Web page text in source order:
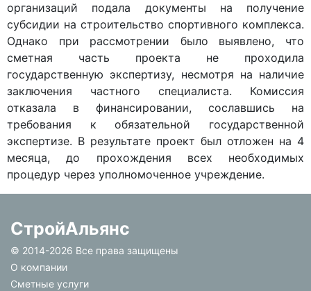
организаций подала документы на получение
субсидии на строительство спортивного комплекса.
Однако при рассмотрении было выявлено, что
сметная часть проекта не проходила
государственную экспертизу, несмотря на наличие
заключения частного специалиста. Комиссия
отказала в финансировании, сославшись на
требования к обязательной государственной
экспертизе. В результате проект был отложен на 4
месяца, до прохождения всех необходимых
процедур через уполномоченное учреждение.
СтройАльянс
© 2014-2026 Все права защищены
О компании
Сметные услуги